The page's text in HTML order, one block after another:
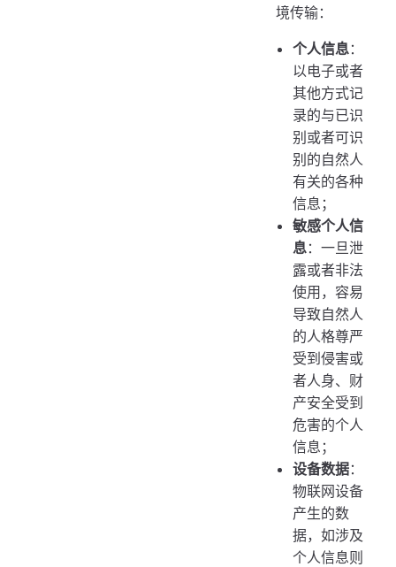
境传输：
个人信息：
以电子或者
其他方式记
录的与已识
别或者可识
别的自然人
有关的各种
信息；
敏感个人信
息：一旦泄
露或者非法
使用，容易
导致自然人
的人格尊严
受到侵害或
者人身、财
产安全受到
危害的个人
信息；
设备数据：
物联网设备
产生的数
据，如涉及
个人信息则